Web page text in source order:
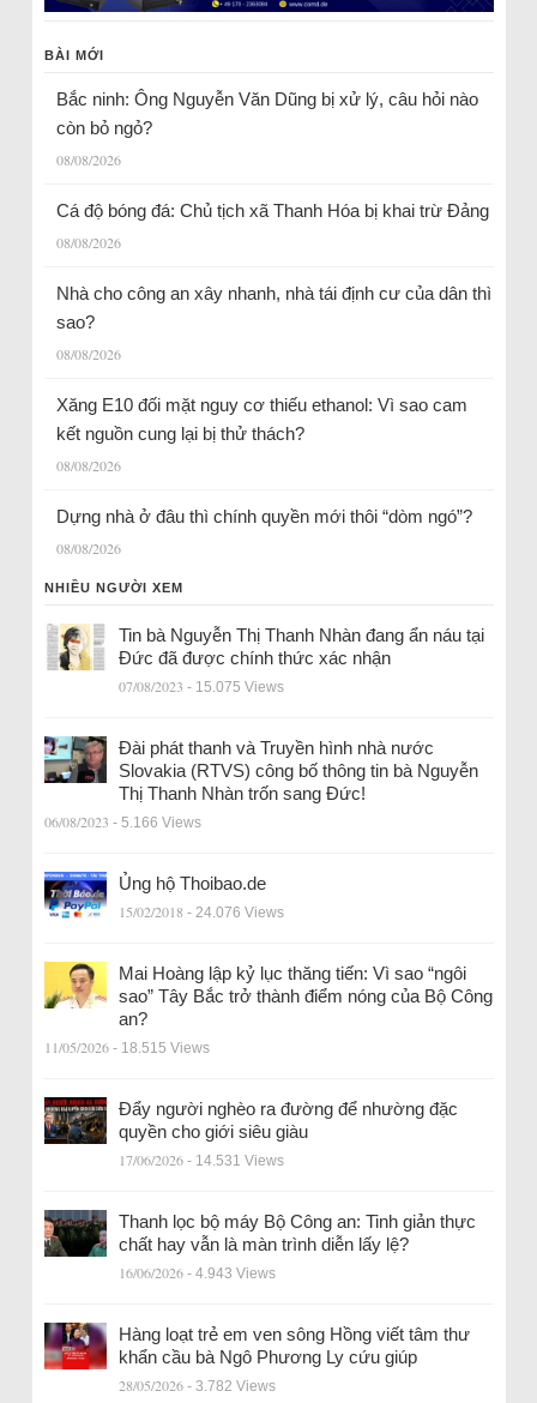
BÀI MỚI
Bắc ninh: Ông Nguyễn Văn Dũng bị xử lý, câu hỏi nào
còn bỏ ngỏ?
08/08/2026
Cá độ bóng đá: Chủ tịch xã Thanh Hóa bị khai trừ Đảng
08/08/2026
Nhà cho công an xây nhanh, nhà tái định cư của dân thì
sao?
08/08/2026
Xăng E10 đối mặt nguy cơ thiếu ethanol: Vì sao cam
kết nguồn cung lại bị thử thách?
08/08/2026
Dựng nhà ở đâu thì chính quyền mới thôi “dòm ngó”?
08/08/2026
NHIỀU NGƯỜI XEM
Tin bà Nguyễn Thị Thanh Nhàn đang ẩn náu tại
Đức đã được chính thức xác nhận
07/08/2023 - 15.075 Views
Đài phát thanh và Truyền hình nhà nước
Slovakia (RTVS) công bố thông tin bà Nguyễn
Thị Thanh Nhàn trốn sang Đức!
06/08/2023 - 5.166 Views
Ủng hộ Thoibao.de
15/02/2018 - 24.076 Views
Mai Hoàng lập kỷ lục thăng tiến: Vì sao “ngôi
sao” Tây Bắc trở thành điểm nóng của Bộ Công
an?
11/05/2026 - 18.515 Views
Đẩy người nghèo ra đường để nhường đặc
quyền cho giới siêu giàu
17/06/2026 - 14.531 Views
Thanh lọc bộ máy Bộ Công an: Tinh giản thực
chất hay vẫn là màn trình diễn lấy lệ?
16/06/2026 - 4.943 Views
Hàng loạt trẻ em ven sông Hồng viết tâm thư
khẩn cầu bà Ngô Phương Ly cứu giúp
28/05/2026 - 3.782 Views